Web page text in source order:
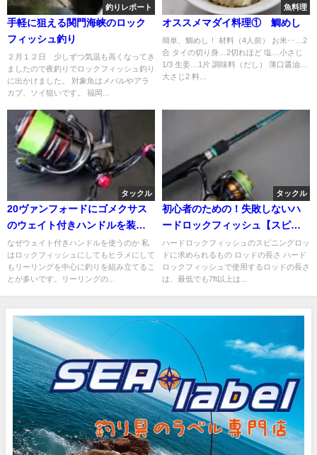
釣りレポート
手軽に狙える関門海峡のロック
フィッシュ釣り
２月１２日 少しずつ気温も高くなってき
ましたので夜釣りでロックフィッシュ釣り
に出かけました。 対象魚はメバルやアラ
カブ、ソイ狙いです。 福岡...
魚料理
オススメマダイ料理① 鯛めし
簡単、鯛めし！ 材料（4人前） お米‥…2
合 タイの切り身…2切れほど 塩…小さじ
1/3 生姜…1片 調味料（だし） 薄口醤油…
大さじ2 料...
タックル
20ヴァンフォードにゴメクサス
のウェイト付きハンドルを装
着！
なぜウェイト付きハンドルを使うのか 私
はロックフィッシュにしてもヒラメにして
もリーリングを中心に釣りを組み立てるこ
とが多いです。リーリングの...
タックル
初心者のための！失敗しないハ
ードロックフィッシュ【スピニ
ングロッド編】
ハードロックフィッシュのスピニングロッ
ドに求められるもの ロッドの長さ ハード
ロックフィッシュで使用するロッドの長さ
は、最低でも7ft以上は...